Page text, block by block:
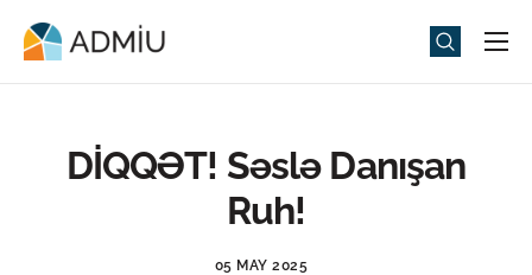
Universitet
MediaDİQQƏT! Səslə Danışan
Ruh!
05 MAY 2025